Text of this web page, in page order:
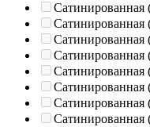
Сатинированная
Сатинированная
Сатинированная
Сатинированная
Сатинированная
Сатинированная
Сатинированная
Сатинированная